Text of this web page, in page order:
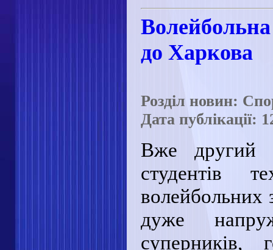
Волейбольна
до Харкова
Розділ новин:
Дата публікації:
Вже другий
студентів
волейбольних
дуже
суперників,